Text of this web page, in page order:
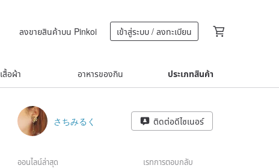
ลงขายสินค้าบน Pinkoi เข้าสู่ระบบ / ลงทะเบียน
เสื้อผ้า อาหารของกิน ประเภทสินค้า
さちみるく ติดต่อดีไซเนอร์
ออนไลน์ล่าสุด เรทการตอบกลับ